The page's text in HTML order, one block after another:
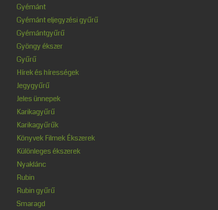
Gyémánt
Gyémánt eljegyzési gyűrű
Gyémántgyűrű
Gyöngy ékszer
Gyűrű
Hírek és hírességek
Jegygyűrű
Jeles ünnepek
Karikagyűrű
Karikagyűrűk
Könyvek Filmek Ékszerek
Különleges ékszerek
Nyaklánc
Rubin
Rubin gyűrű
Smaragd